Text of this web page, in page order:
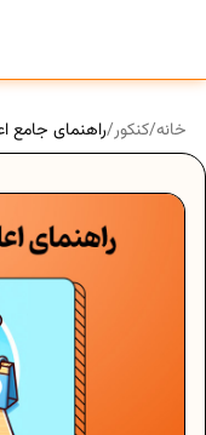
خانه/کنکور/راهنمای جامع